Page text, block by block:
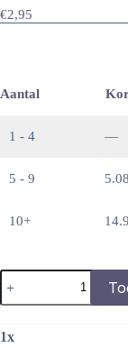
€2,95
Aantal
1 - 4 —
5 - 9
10+
Mimulus
guttatus
aantal
1x